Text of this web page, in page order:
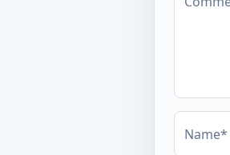
Name*